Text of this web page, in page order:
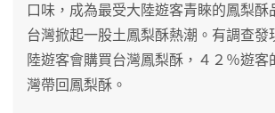
口味，成為最受大陸遊客青睞的鳳梨酥
台灣掀起一股土鳳梨酥熱潮。有調查發
陸遊客會購買台灣鳳梨酥，４２％遊客
灣帶回鳳梨酥。